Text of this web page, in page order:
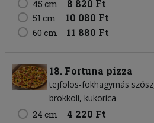
45 cm 8 820 Ft
51 cm 10 080 Ft
60 cm 11 880 Ft
18. Fortuna pizza
tejfölös-fokhagymás szósz
brokkoli kukorica
24 cm
4 220 Ft